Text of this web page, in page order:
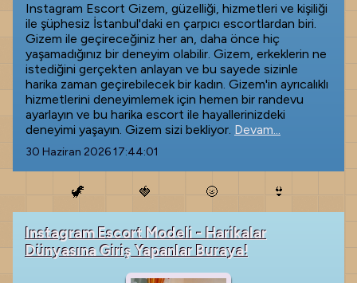
Instagram Escort Gizem, güzelliği, hizmetleri ve kişiliği
ile şüphesiz İstanbul'daki en çarpıcı escortlardan biri.
Gizem ile geçireceğiniz her an, daha önce hiç
yaşamadığınız bir deneyim olabilir. Gizem, erkeklerin ne
istediğini gerçekten anlayan ve bu sayede sizinle
harika zaman geçirebilecek bir kadın. Gizem'in ayrıcalıklı
hizmetlerini deneyimlemek için hemen bir randevu
ayarlayın ve bu harika escort ile hayallerinizdeki
deneyimi yaşayın. Gizem sizi bekliyor. Devam...
30 Haziran 2026 17:44:01
🦖 🍓 🌝 👙
Instagram Escort Modeli - Harikalar
Dünyasına Giriş Yapanlar Buraya!